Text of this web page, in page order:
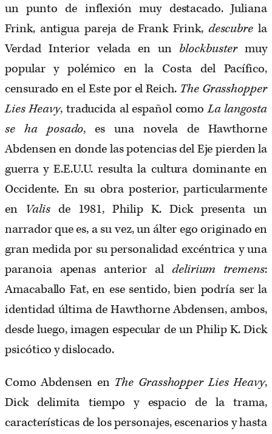
un punto de inflexión muy destacado. Juliana
Frink, antigua pareja de Frank Frink, descubrela
Verdad Interior velada en un blockbustermuy
popular y polémico en la Costa del Pacífico,
censurado en el Este por el Reich. The Grasshopper
Lies Heavy, traducida al español comoLa langosta
se ha posado, es una novela de Hawthorne
Abdensen en donde las potencias del Eje pierden la
guerra y E.E.U.U. resulta la cultura dominante en
Occidente. En su obra posterior, particularmente
en Valis de 1981, Philip K. Dick presenta un
narrador que es, a su vez, un álter ego originado en
gran medida por su personalidad excéntrica y una
paranoia apenas anterior al delirium tremens:
Amacaballo Fat, en ese sentido, bien podría ser la
identidad última de Hawthorne Abdensen, ambos,
desde luego, imagen especular de un Philip K. Dick
psicótico y dislocado.
Como Abdensen en The Grasshopper Lies Heavy,
Dick delimita tiempo y espacio de la trama,
características de los personajes, escenarios y hasta